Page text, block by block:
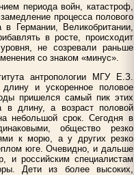
периода войн, катастроф,
процесса полового
Германии, Великобритании,
в росте, происходит
не созревали раньше
со знаком «минус».
антропологии МГУ Е.З.
и ускоренное половое
пришелся самый пик этих
в длину, а возраст половой
небольшой срок. Сегодня в
общество резко
к морю, а у других резко
юге. Очевидно, и дальше
и российским специалистам
Дети из более высоких,